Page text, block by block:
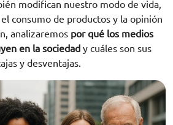
modifican nuestro modo de vida,
consumo de productos y la opinión
analizaremos por qué los medios
en la sociedad y cuáles son sus
y desventajas.